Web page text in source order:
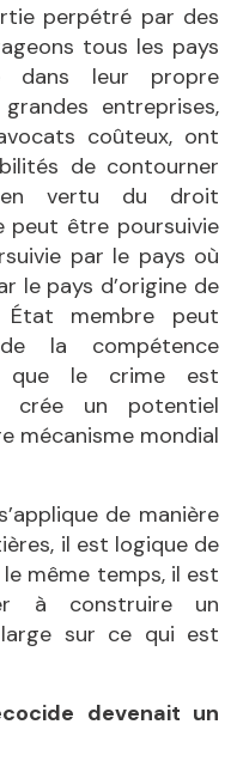
perpétré par des
tous les pays
dans leur propre
entreprises,
coûteux, ont
de contourner
vertu du droit
peut être poursuivie
par le pays où
le pays d’origine de
membre peut
la compétence
que le crime est
crée un potentiel
mécanisme mondial
de manière
il est logique de
le même temps, il est
à construire un
large sur ce qui est
devenait un